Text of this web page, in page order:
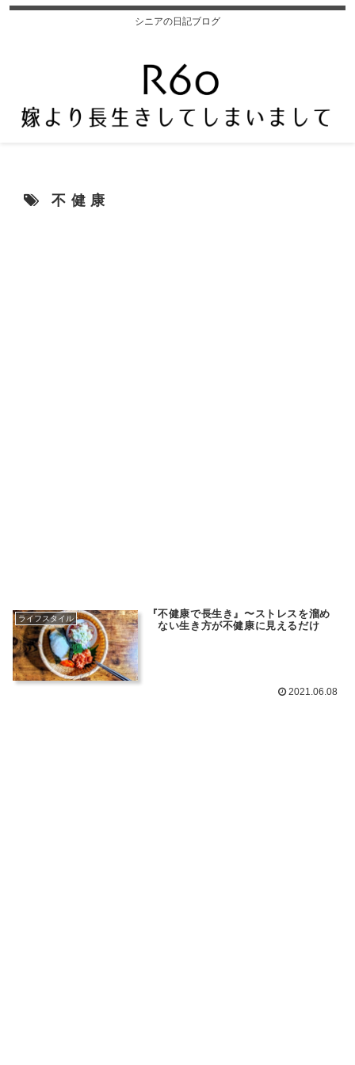
シニアの日記ブログ
不健康
ライフスタイル
『不健康で長生き』〜ストレスを溜め
ない生き方が不健康に見えるだけ
2021.06.08